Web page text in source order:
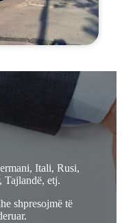
Itali, Rusi,
Tajlandë, etj.
shpresojmë të